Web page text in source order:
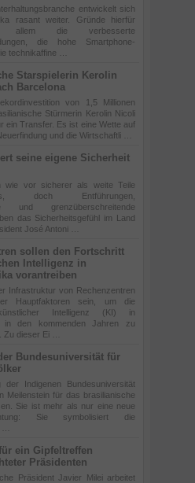
entwickelt sich
rasant weiter. Gründe hierfür
die verbesserte
die hohe Smartphone-
technikaffine …
Starspielerin Kerolin
Barcelona
von 1,5 Millionen
Stürmerin Kerolin Nicoli
ein Transfer. Es ist eine Wette auf
und die Wirtschaftli …
seine eigene Sicherheit
wie vor sicherer als weite Teile
doch Entführungen,
und grenzüberschreitende
das Sicherheitsgefühl im Land
José Antoni …
sollen den Fortschritt
Intelligenz in
vorantreiben
Infrastruktur von Rechenzentren
Hauptfaktoren sein, um die
Intelligenz (KI) in
in den kommenden Jahren zu
Zu dieser Ei …
Bundesuniversität für
der Indigenen Bundesuniversität
Meilenstein für das brasilianische
Sie ist mehr als nur eine neue
Sie symbolisiert die
ein Gipfeltreffen
Präsidenten
Präsident Javier Milei arbeitet